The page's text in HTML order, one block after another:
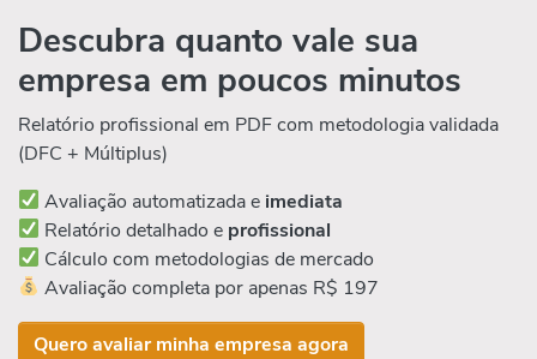
Descubra quanto vale sua
empresa em poucos minutos
Relatório profissional em PDF com metodologia validada
(DFC + Múltiplus)
Avaliação automatizada e imediata
Relatório detalhado e profissional
Cálculo com metodologias de mercado
Avaliação completa por apenas R$ 197
Quero avaliar minha empresa agora